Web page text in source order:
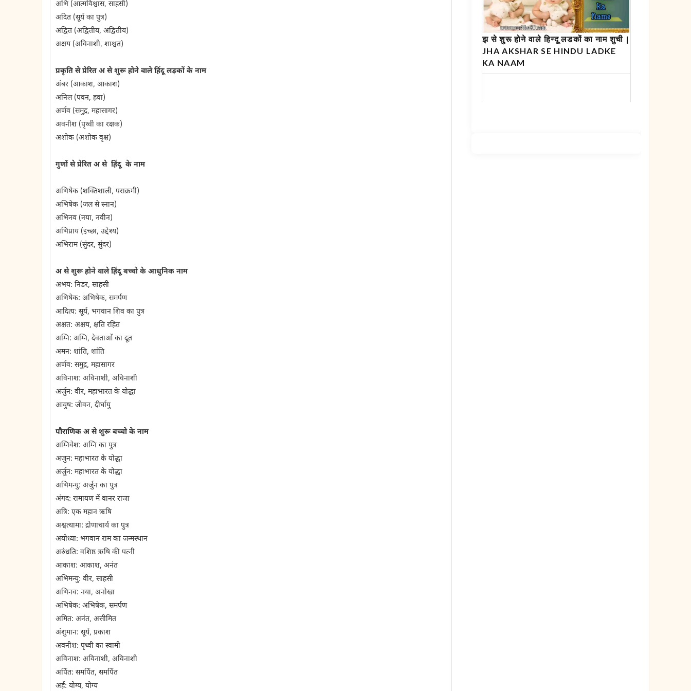
अभि (आत्मविश्वास, साहसी)
अदित (सूर्य का पुत्र)
अद्वित (अद्वितीय, अद्वितीय)
अक्षय (अविनाशी, शाश्वत)
प्रकृति से प्रेरित अ से शुरू होने वाले हिंदू लड़कों के नाम
अंबर (आकाश, आकाश)
अनिल (पवन, हवा)
अर्णव (समुद्र, महासागर)
अवनीश (पृथ्वी का रक्षक)
अशोक (अशोक वृक्ष)
गुणों से प्रेरित अ से हिंदू के नाम
अभिषेक (शक्तिशाली, पराक्रमी)
अभिषेक (जल से स्नान)
अभिनव (नया, नवीन)
अभिप्राय (इच्छा, उद्देश्य)
अभिराम (सुंदर, सुंदर)
अ से शुरू होने वाले हिंदू बच्चो के आधुनिक नाम
अभय: निडर, साहसी
अभिषेक: अभिषेक, समर्पण
आदित्य: सूर्य, भगवान शिव का पुत्र
अक्षत: अक्षय, क्षति रहित
अग्नि: अग्नि, देवताओं का दूत
अमन: शांति, शांति
अर्णव: समुद्र, महासागर
अविनाश: अविनाशी, अविनाशी
अर्जुन: वीर, महाभारत के योद्धा
आयुष: जीवन, दीर्घायु
पौराणिक अ से शुरू बच्चो के नाम
अग्निवेश: अग्नि का पुत्र
अजुन: महाभारत के योद्धा
अर्जुन: महाभारत के योद्धा
अभिमन्यु: अर्जुन का पुत्र
अंगद: रामायण में वानर राजा
अत्रि: एक महान ऋषि
अश्वत्थामा: द्रोणाचार्य का पुत्र
अयोध्या: भगवान राम का जन्मस्थान
अरुंधति: वशिष्ठ ऋषि की पत्नी
आकाश: आकाश, अनंत
अभिमन्यु: वीर, साहसी
अभिनव: नया, अनोखा
अभिषेक: अभिषेक, समर्पण
अमित: अनंत, असीमित
अंशुमान: सूर्य, प्रकाश
अवनीश: पृथ्वी का स्वामी
अविनाश: अविनाशी, अविनाशी
अर्पित: समर्पित, समर्पित
अर्ह: योग्य, योग्य
झ से शुरू होने वाले हिन्दू लडकों का नाम शुची |
JHA AKSHAR SE HINDU LADKE
KA NAAM